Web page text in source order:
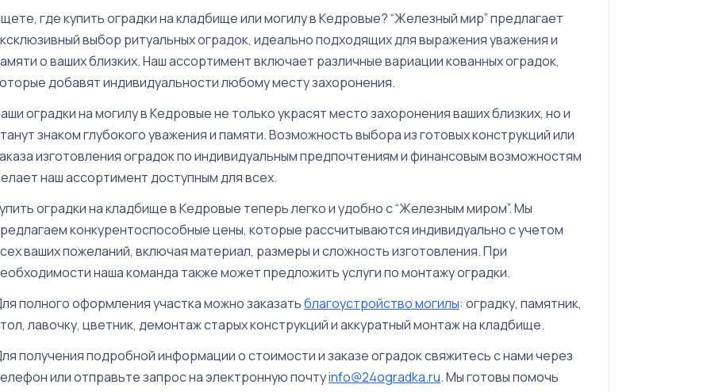
где купить оградки на кладбище или могилу в Кедровые? “Железный мир” предлагает
выбор ритуальных оградок, идеально подходящих для выражения уважения и
о ваших близких. Наш ассортимент включает различные вариации кованных оградок,
добавят индивидуальности любому месту захоронения.
оградки на могилу в Кедровые не только украсят место захоронения ваших близких, но и
знаком глубокого уважения и памяти. Возможность выбора из готовых конструкций или
изготовления оградок по индивидуальным предпочтениям и финансовым возможностям
наш ассортимент доступным для всех.
оградки на кладбище в Кедровые теперь легко и удобно с “Железным миром”. Мы
конкурентоспособные цены, которые рассчитываются индивидуально с учетом
ваших пожеланий, включая материал, размеры и сложность изготовления. При
наша команда также может предложить услуги по монтажу оградки.
полного оформления участка можно заказатьблагоустройство могилы: оградку, памятник,
лавочку, цветник, демонтаж старых конструкций и аккуратный монтаж на кладбище.
получения подробной информации о стоимости и заказе оградок свяжитесь с нами через
или отправьте запрос на электронную почтуinfo@24ogradka.ru. Мы готовы помочь